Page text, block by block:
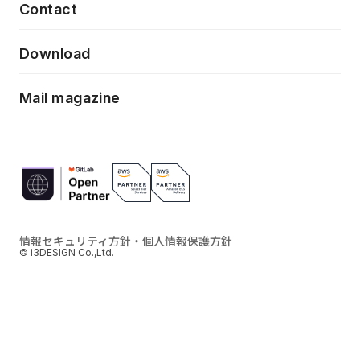
Event/Seminer
Contact
Download
Mail magazine
情報セキュリティ方針・個人情報保護方針
© i3DESIGN Co.,Ltd.